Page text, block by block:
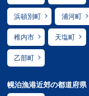
浜頓別町 浦河町
稚内市 天塩町
乙部町
幌泊漁港近郊の都道府県